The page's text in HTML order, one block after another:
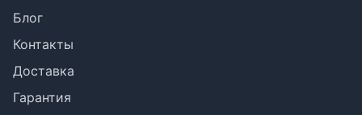
Блог
Контакты
Доставка
Гарантия